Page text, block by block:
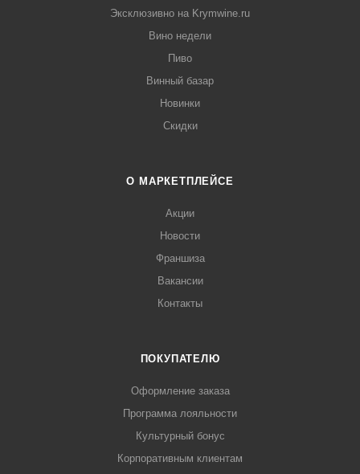
Эксклюзивно на Krymwine.ru
Вино недели
Пиво
Винный базар
Новинки
Скидки
О МАРКЕТПЛЕЙСЕ
Акции
Новости
Франшиза
Вакансии
Контакты
ПОКУПАТЕЛЮ
Оформление заказа
Программа лояльности
Культурный бонус
Корпоративным клиентам